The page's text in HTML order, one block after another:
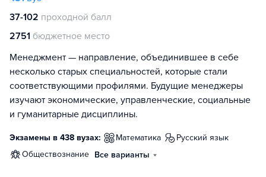
37-102 проходной балл
2751 бюджетное место
Менеджмент — направление, объединившее в себе
несколько старых специальностей, которые стали
соответствующими профилями. Будущие менеджеры
изучают экономические, управленческие, социальные
и гуманитарные дисциплины.
Экзамены в 438 вузах: математика
русский язык
обществознание Все варианты